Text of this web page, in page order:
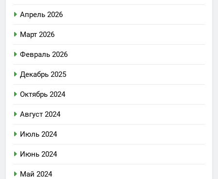
Апрель 2026
Март 2026
Февраль 2026
Декабрь 2025
Октябрь 2024
Август 2024
Июль 2024
Июнь 2024
Май 2024